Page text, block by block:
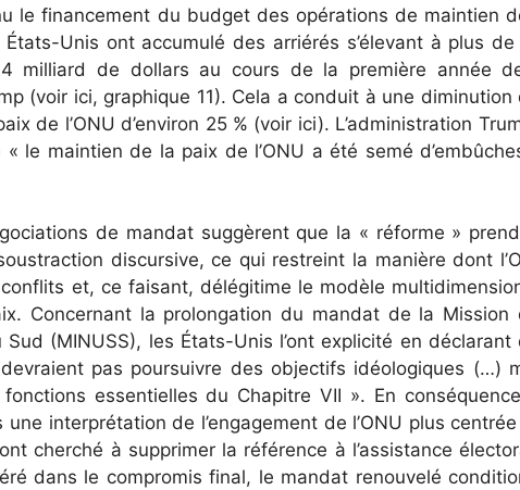
le financement du budget des opérations de maintien
Unis ont accumulé des arriérés s’élevant à plus
milliard de dollars au cours de la première année
(voir ici, graphique 11). Cela a conduit à une diminution
de l’ONU d’environ 25 % (voir ici). L’administration
le maintien de la paix de l’ONU a été semé
de mandat suggèrent que la « réforme »
discursive, ce qui restreint la manière dont
et, ce faisant, délégitime le modèle
Concernant la prolongation du mandat de la Mission
(MINUSS), les États-Unis l’ont explicité en déclarant
pas poursuivre des objectifs idéologiques (…)
essentielles du Chapitre VII ». En
interprétation de l’engagement de l’ONU plus
cherché à supprimer la référence à l’assistance
dans le compromis final, le mandat renouvelé